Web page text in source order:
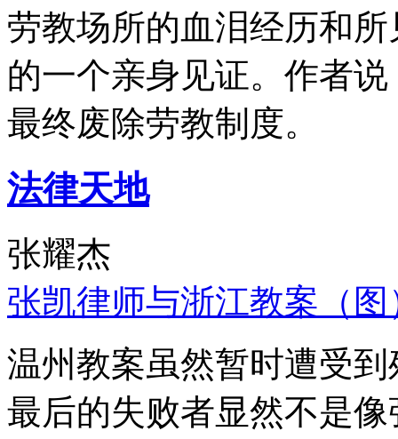
劳教场所的血泪经历和
的一个亲身见证。作者
最终废除劳教制度。
法律天地
张耀杰
张凯律师与浙江教案（图
温州教案虽然暂时遭受
最后的失败者显然不是